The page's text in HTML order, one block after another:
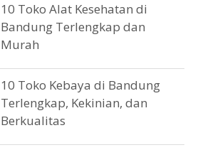
10 Toko Alat Kesehatan di
Bandung Terlengkap dan
Murah
10 Toko Kebaya di Bandung
Terlengkap, Kekinian, dan
Berkualitas